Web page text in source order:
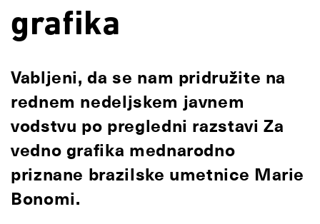
grafika
Vabljeni, da se nam pridružite na
rednem nedeljskem javnem
vodstvu po pregledni razstavi Za
vedno grafika mednarodno
priznane brazilske umetnice Marie
Bonomi.